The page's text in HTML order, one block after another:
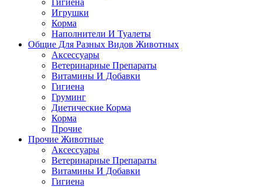
Гигиена
Игрушки
Корма
Наполнители И Туалеты
Общие Для Разных Видов Животных
Аксессуары
Ветеринарные Препараты
Витамины И Добавки
Гигиена
Груминг
Диетические Корма
Корма
Прочие
Прочие Животные
Аксессуары
Ветеринарные Препараты
Витамины И Добавки
Гигиена